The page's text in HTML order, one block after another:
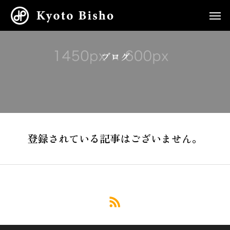
ブログ
登録されている記事はございません。